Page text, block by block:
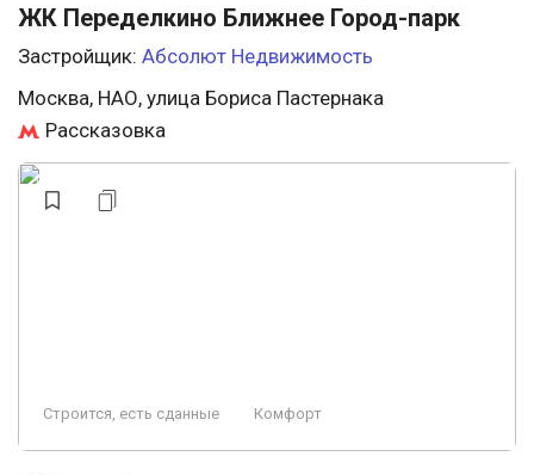
ЖК Переделкино Ближнее Город-парк
Застройщик: Абсолют Недвижимость
Москва, НАО, улица Бориса Пастернака
Рассказовка
Строится, есть сданные Комфорт